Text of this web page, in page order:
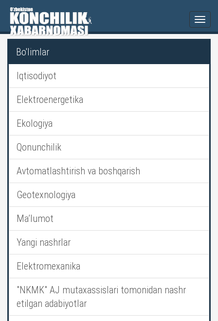
Bo'limlar
Iqtisodiyot
Elektroenergetika
Ekologiya
Qonunchilik
Avtomatlashtirish va boshqarish
Geotexnologiya
Ma’lumot
Yangi nashrlar
Elektromexanika
"NKMK" AJ mutaxassislari tomonidan nashr
etilgan adabiyotlar